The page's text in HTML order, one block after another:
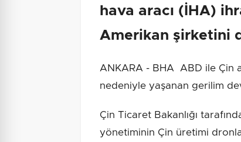
hava aracı (İHA)
Amerikan şirketini
ANKARA - BHA ABD ile Çin
nedeniyle yaşanan gerilim
Çin Ticaret Bakanlığı
yönetiminin Çin üretimi